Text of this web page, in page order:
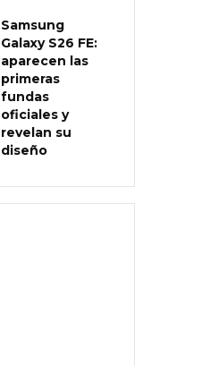
Samsung
Galaxy S26 FE:
aparecen las
primeras
fundas
oficiales y
revelan su
diseño